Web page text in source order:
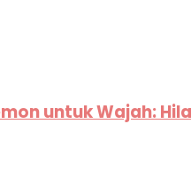
untuk Wajah: